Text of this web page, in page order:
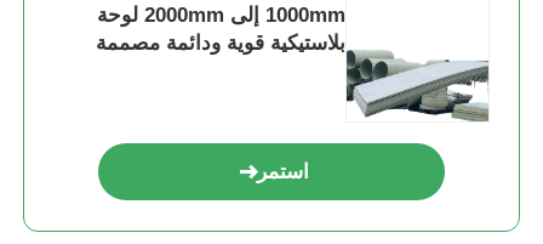
1000mm إلى 2000mm لوحة
بلاستيكية قوية ودائمة مصممة
استمر